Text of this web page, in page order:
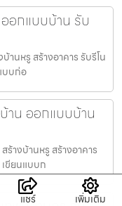
อกแบบบ้าน รับ
านหรู สร้างอาคาร รับรีโน
บบก่อ
าน ออกแบบบ้าน
ร้างบ้านหรู สร้างอาคาร
ขียนแบบก
แชร์ เพิ่มเติม